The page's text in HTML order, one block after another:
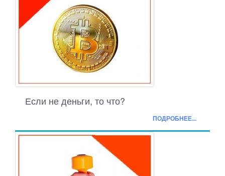
Если не деньги, то что?
ПОДРОБНЕЕ...